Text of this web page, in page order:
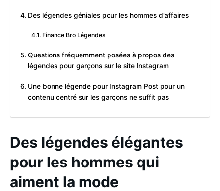
Des légendes géniales pour les hommes d'affaires
Finance Bro Légendes
Questions fréquemment posées à propos des
légendes pour garçons sur le site Instagram
Une bonne légende pour Instagram Post pour un
contenu centré sur les garçons ne suffit pas
Des légendes élégantes
pour les hommes qui
aiment la mode